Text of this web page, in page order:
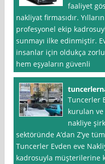
faaliyet
nakliyat firmasıdır.
profesyonel ekip
sunmayı ilke edinmiştir.
insanlar için oldukça
hem eşyaların güvenli
Tuncerler
kurulan
nakliye
sektöründe A’dan Z’ye
Tuncerler Evden eve
kadrosuyla müşterilerine